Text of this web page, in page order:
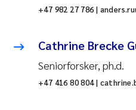
+47 982 27 786 |
Cathrine Brecke
Seniorforsker, ph.d.
+47 416 80 804 |